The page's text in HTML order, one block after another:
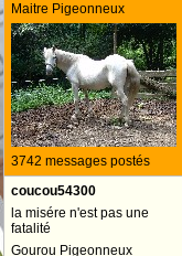
Maitre Pigeonneux
3742 messages postés
coucou54300
la misére n'est pas une
fatalité
Gourou Pigeonneux